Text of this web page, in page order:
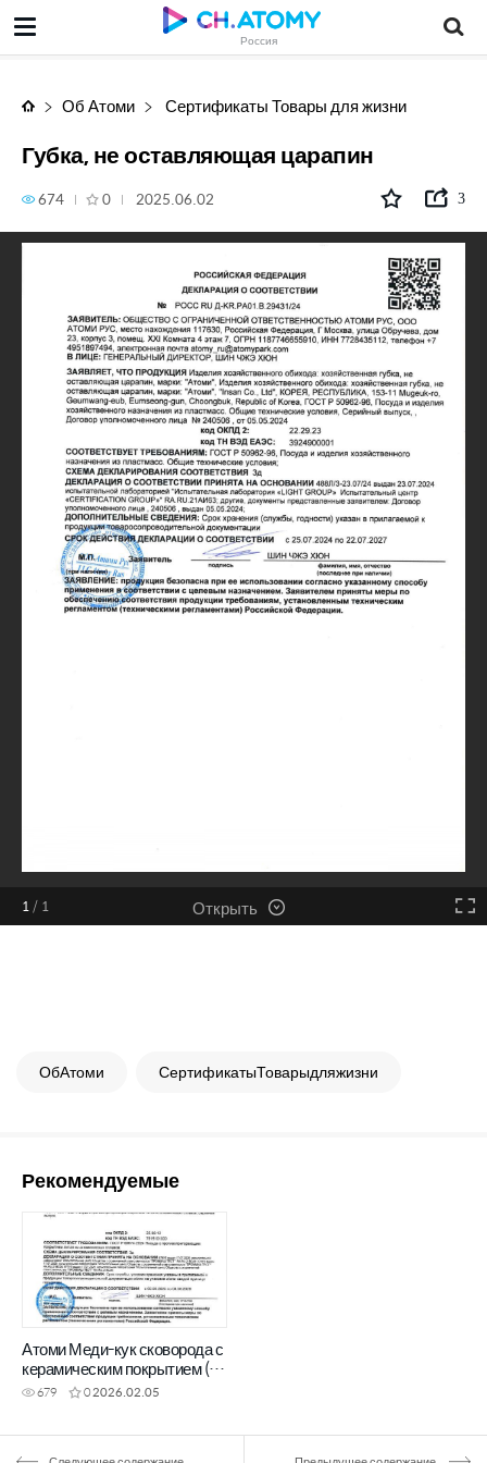
Россия
Губка, не оставляющая царапин
Об Атоми Сертификаты Товары для жизни
Губка, не оставляющая царапин
674 0 2025.06.02 3
1 / 1 Открыть
ОбАтоми СертификатыТоварыдляжизни
Рекомендуемые
Атоми Меди-кук сковорода с
керамическим покрытием (24
см)679 02026.02.05